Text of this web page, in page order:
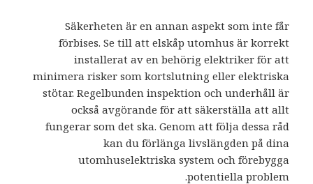
Säkerheten är en annan aspekt som inte får
förbises. Se till att elskåp utomhus är korrekt
installerat av en behörig elektriker för att
minimera risker som kortslutning eller elektriska
stötar. Regelbunden inspektion och underhåll är
också avgörande för att säkerställa att allt
fungerar som det ska. Genom att följa dessa råd
kan du förlänga livslängden på dina
utomhuselektriska system och förebygga
potentiella problem.